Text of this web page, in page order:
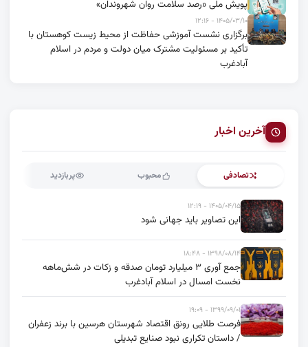
پویش ملی «رصد سلامت روان شهروندان»
۱۴۰۵/۰۳/۱۰ - ۱۲:۱۶
برگزاری نشست آموزشی حفاظت از محیط زیست کوهستان با
تأکید بر مسئولیت مشترک میان دولت و مردم در اسلام
آبادغرب
آخرین اخبار
تصادفی محبوب پربازدید
۱۴۰۵/۰۴/۱۵ - ۱۲:۱۹
این تصاویر باید جهانی شود
۱۳۹۸/۰۸/۱۴ - ۱۸:۴۸
جمع آوری ۳ میلیارد تومان صدقه و زکات در شش‌ماهه
نخست امسال در اسلام آبادغرب
۱۳۹۹/۰۹/۰۱ - ۱۹:۰۹
فرصت طلایی رونق اقتصاد شهرستان هرسین با برند زعفران
/ داستان تکراری نبود صنایع تبدیلی